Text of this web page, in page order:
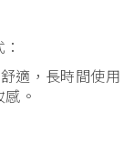
適，長時間使用
。